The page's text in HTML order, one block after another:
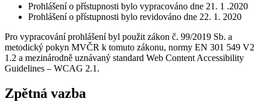
Prohlášení o přístupnosti bylo vypracováno dne 21. 1 .2020
Prohlášení o přístupnosti bylo revidováno dne 22. 1. 2020
Pro vypracování prohlášení byl použit zákon č. 99/2019 Sb. a
metodický pokyn MVČR k tomuto zákonu, normy EN 301 549 V2
1.2 a mezinárodně uznávaný standard Web Content Accessibility
Guidelines – WCAG 2.1.
Zpětná vazba